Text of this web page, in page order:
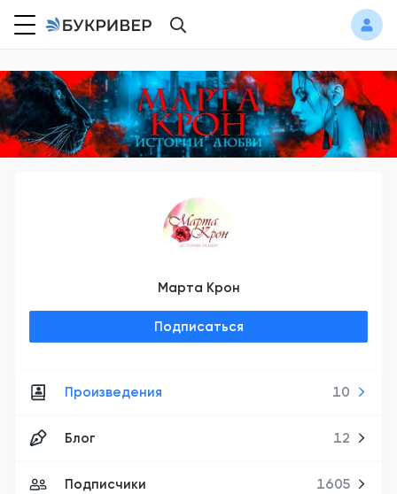
Марта Крон
Подписаться
Произведения 10
Блог 12
Подписчики 1605